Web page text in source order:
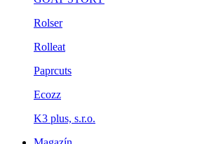
Rolser
Rolleat
Paprcuts
Ecozz
K3 plus, s.r.o.